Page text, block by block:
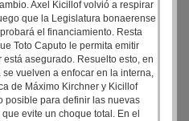
Axel Kicillof volvió a respirar
que la Legislatura bonaerense
el financiamiento. Resta
Toto Caputo le permita emitir
asegurado. Resuelto esto, en
vuelven a enfocar en la interna,
de Máximo Kirchner y Kicillof
posible para definir las nuevas
evite un choque total. En el